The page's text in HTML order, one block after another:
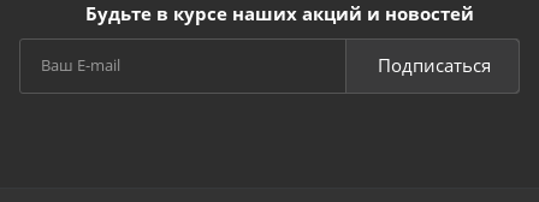
Будьте в курсе наших акций и новостей
Подписаться